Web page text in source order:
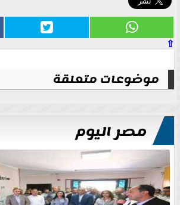
⇧
موضوعات متعلقة
مصر اليوم